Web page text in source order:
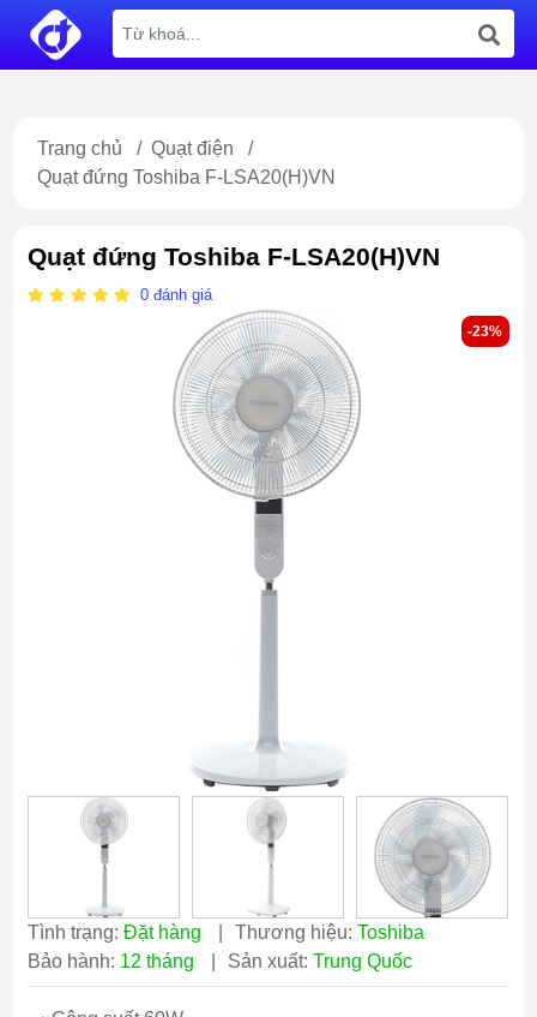
Trang chủ / Quạt điện
/
Quạt đứng Toshiba F-LSA20(H)VN
Quạt đứng Toshiba F-LSA20(H)VN
0đánh giá
-23%
Tình trạng:Đặt hàng Thương hiệu:Toshiba
Bảo hành: 12 tháng Sản xuất:Trung Quốc